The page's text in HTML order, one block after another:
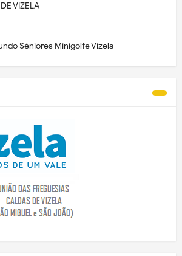
VIZELA
Séniores Minigolfe Vizela